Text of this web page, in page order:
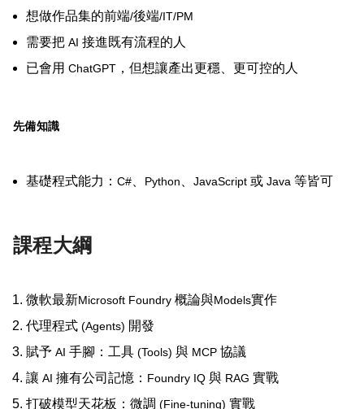
想做作品集的前端/後端/IT/PM
需要把 AI 接進既有流程的人
已會用 ChatGPT ，但想讓產出更穩、更可控的人
先備知識
基礎程式能力： C# Python JavaScript 或 Java 等皆可
課程大綱
微軟最新Microsoft Foundry 概論與Models實作
代理程式 (Agents) 開發
賦予 AI 手腳：工具 (Tools) 與 MCP 協議
讓 AI 擁有公司記憶： Foundry IQ 與 RAG 實戰
打破模型天花板：微調 (Fine-tuning) 實戰